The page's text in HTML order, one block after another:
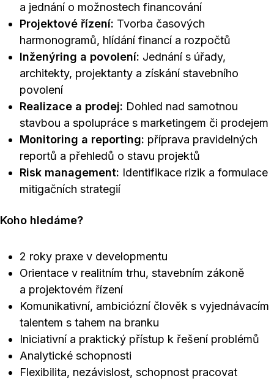
a jednání o možnostech financování
Projektové řízení: Tvorba časových
harmonogramů, hlídání financí a rozpočtů
Inženýring a povolení: Jednání s úřady,
architekty, projektanty a získání stavebního
povolení
Realizace a prodej: Dohled nad samotnou
stavbou a spolupráce s marketingem či prodejem
Monitoring a reporting: příprava pravidelných
reportů a přehledů o stavu projektů
Risk management: Identifikace rizik a formulace
mitigačních strategií
Koho hledáme?
2 roky praxe v developmentu
Orientace v realitním trhu, stavebním zákoně
a projektovém řízení
Komunikativní, ambiciózní člověk s vyjednávacím
talentem s tahem na branku
Iniciativní a praktický přístup k řešení problémů
Analytické schopnosti
Flexibilita, nezávislost, schopnost pracovat